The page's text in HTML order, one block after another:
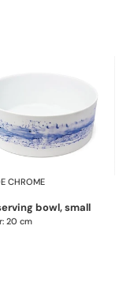
CHROME
bowl, small
20 cm